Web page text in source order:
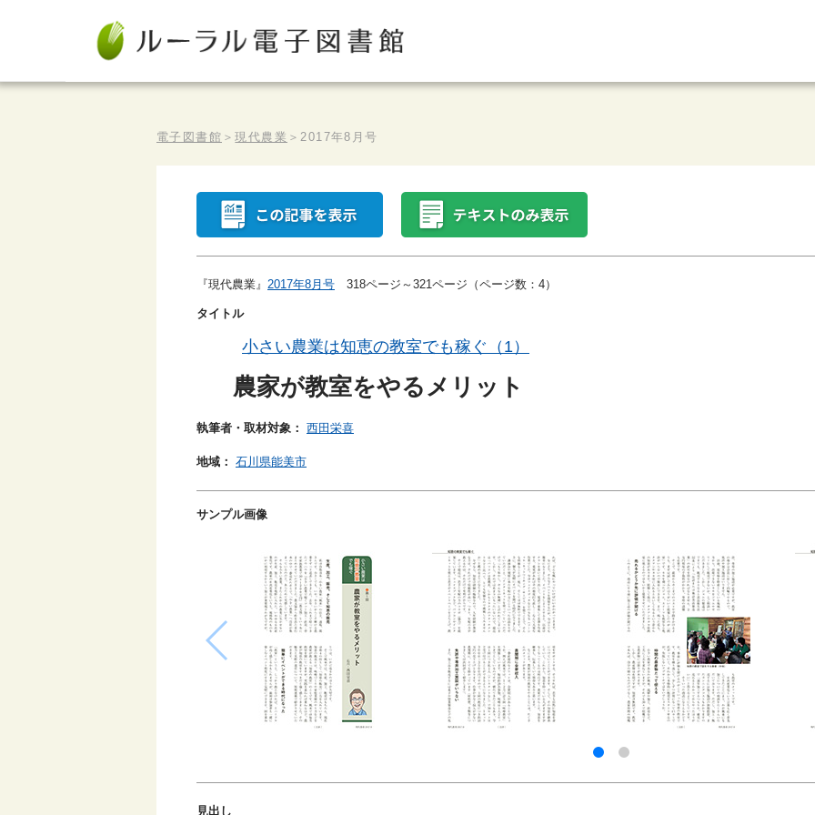
電子図書館 ＞現代農業 ＞2017年8月号
『現代農業』 2017年8月号 318ページ～321ページ（ページ数：4）
タイトル
小さい農業は知恵の教室でも稼ぐ（1）
農家が教室をやるメリット
執筆者・取材対象： 西田栄喜
地域： 石川県能美市
サンプル画像
見出し